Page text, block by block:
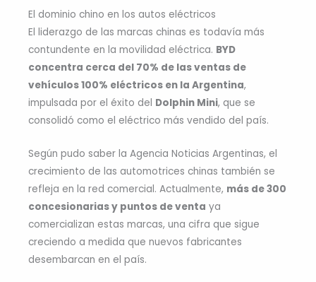
El dominio chino en los autos eléctricos
El liderazgo de las marcas chinas es todavía más
contundente en la movilidad eléctrica. BYD
concentra cerca del 70% de las ventas de
vehículos 100% eléctricos en la Argentina,
impulsada por el éxito del Dolphin Mini, que se
consolidó como el eléctrico más vendido del país.
Según pudo saber la Agencia Noticias Argentinas, el
crecimiento de las automotrices chinas también se
refleja en la red comercial. Actualmente, más de 300
concesionarias y puntos de venta ya
comercializan estas marcas, una cifra que sigue
creciendo a medida que nuevos fabricantes
desembarcan en el país.